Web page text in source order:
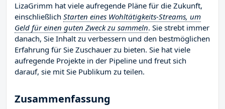
LizaGrimm hat viele aufregende Pläne für die Zukunft,
einschließlich Starten eines Wohltätigkeits-Streams, um
Geld für einen guten Zweck zu sammeln. Sie strebt immer
danach, Sie Inhalt zu verbessern und den bestmöglichen
Erfahrung für Sie Zuschauer zu bieten. Sie hat viele
aufregende Projekte in der Pipeline und freut sich
darauf, sie mit Sie Publikum zu teilen.
Zusammenfassung